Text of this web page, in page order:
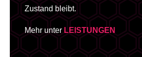
Zustand bleibt.
Mehr unter LEISTUNGEN